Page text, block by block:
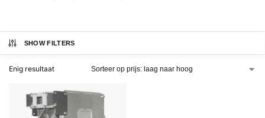
SHOW FILTERS
Enig resultaat